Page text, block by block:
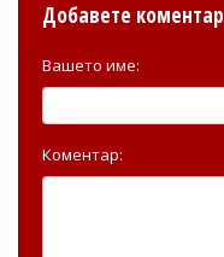
Добавете коментар
Вашето име:
Коментар: